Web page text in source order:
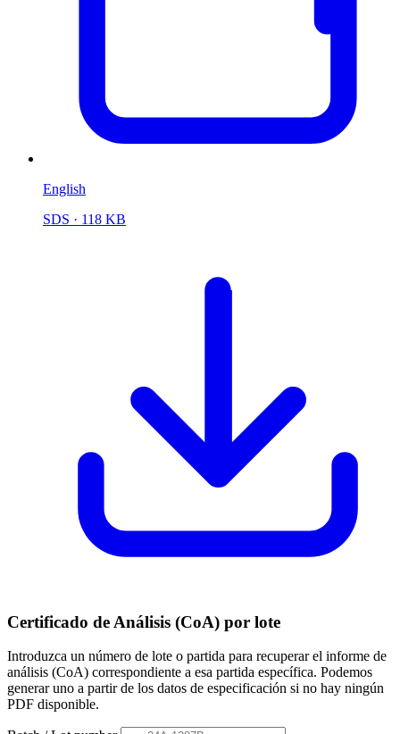
English
SDS · 118 KB
Certificado de Análisis (CoA) por lote
Introduzca un número de lote o partida para recuperar el informe de
análisis (CoA) correspondiente a esa partida específica. Podemos
generar uno a partir de los datos de especificación si no hay ningún
PDF disponible.